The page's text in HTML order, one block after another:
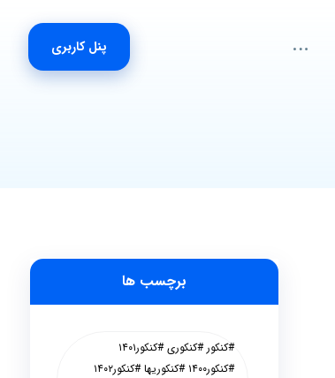
پنل کاربری
برچسب ها
#کنکور #کنکوری #کنکور۱۴۰۱
#کنکور۱۴۰۰ #کنکوریها #کنکور۱۴۰۲